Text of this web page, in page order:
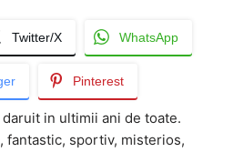
Twitter/X WhatsApp
Pinterest
in ultimii ani de toate.
fantastic, sportiv, misterios,